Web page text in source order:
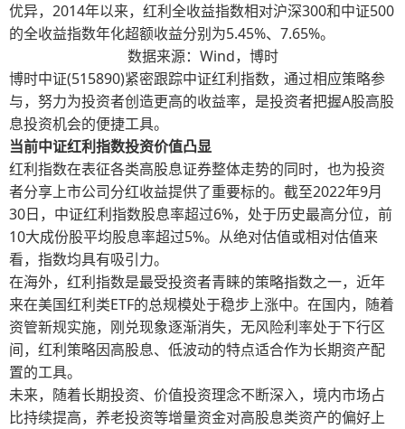
优异，2014年以来，红利全收益指数相对沪深300和中证500
的全收益指数年化超额收益分别为5.45%、7.65%。
数据来源：Wind，博时
博时中证(515890)紧密跟踪中证红利指数，通过相应策略参
与，努力为投资者创造更高的收益率，是投资者把握A股高股
息投资机会的便捷工具。
当前中证红利指数投资价值凸显
红利指数在表征各类高股息证券整体走势的同时，也为投资
者分享上市公司分红收益提供了重要标的。截至2022年9月
30日，中证红利指数股息率超过6%，处于历史最高分位，前
10大成份股平均股息率超过5%。从绝对估值或相对估值来
看，指数均具有吸引力。
在海外，红利指数是最受投资者青睐的策略指数之一，近年
来在美国红利类ETF的总规模处于稳步上涨中。在国内，随着
资管新规实施，刚兑现象逐渐消失，无风险利率处于下行区
间，红利策略因高股息、低波动的特点适合作为长期资产配
置的工具。
未来，随着长期投资、价值投资理念不断深入，境内市场占
比持续提高，养老投资等增量资金对高股息类资产的偏好上